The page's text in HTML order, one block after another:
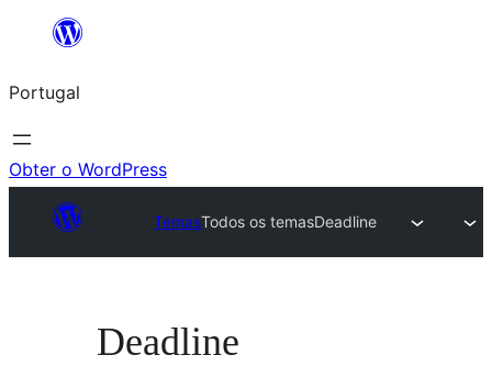
Saltar
o
conteúdo
Portugal
Obter o WordPress
TemasTodos os temasDeadline
Deadline